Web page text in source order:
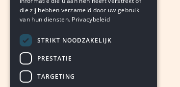
die zij hebben verzameld door uw gebruik
van hun diensten. Privacybeleid
STRIKT NOODZAKELIJK
PRESTATIE
TARGETING